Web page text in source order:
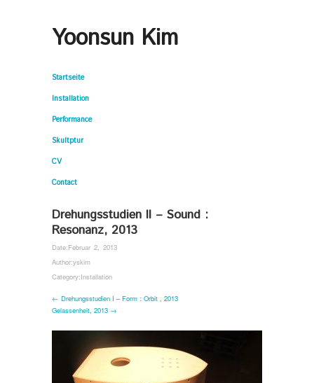
Yoonsun Kim
Startseite
Installation
Performance
Skultptur
CV
Contact
Drehungsstudien II – Sound :
Resonanz, 2013
Date:Februar 2, 2013
Author:yskim
Category:Installation
← Drehungsstudien I – Form : Orbit , 2013
Gelassenheit, 2013 →